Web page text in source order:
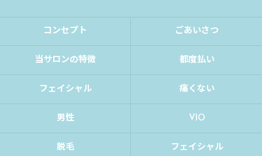
コンセプト ごあいさつ
当サロンの特徴 都度払い
フェイシャル 痛くない
男性 VIO
脱毛 フェイシャル